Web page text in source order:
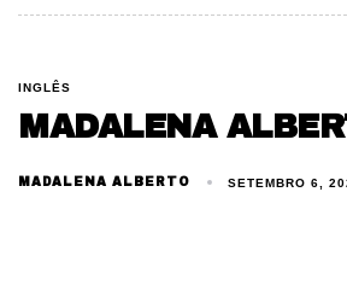
INGLÊS
MADALENA
MADALENA ALBERTO SETEMBRO 6,